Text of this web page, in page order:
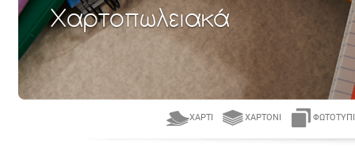
Χαρτοπωλειακά
ΧΑΡΤΊ ΧΑΡΤΌΝΙ